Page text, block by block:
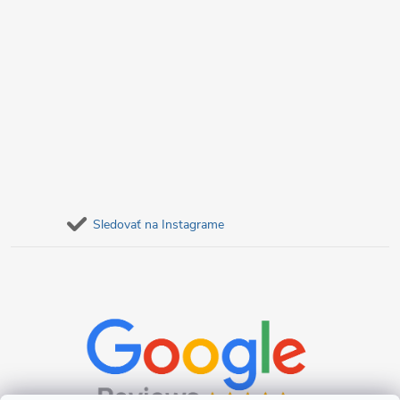
Sledovať na Instagrame